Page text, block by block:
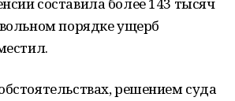
порядке ущерб
решением суда